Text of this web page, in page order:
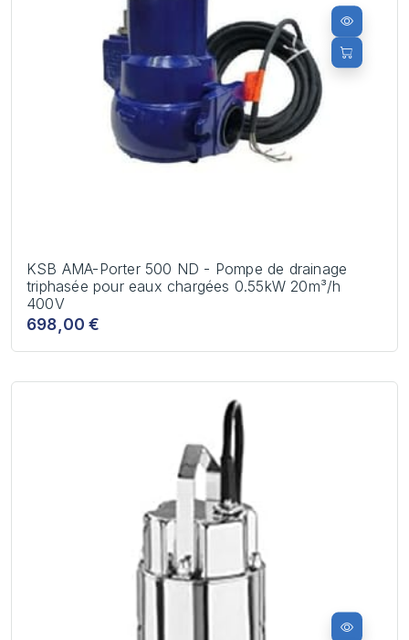
KSB AMA-Porter 500 ND - Pompe de drainage
triphasée pour eaux chargées 0.55kW 20m³/h
400V
698,00 €